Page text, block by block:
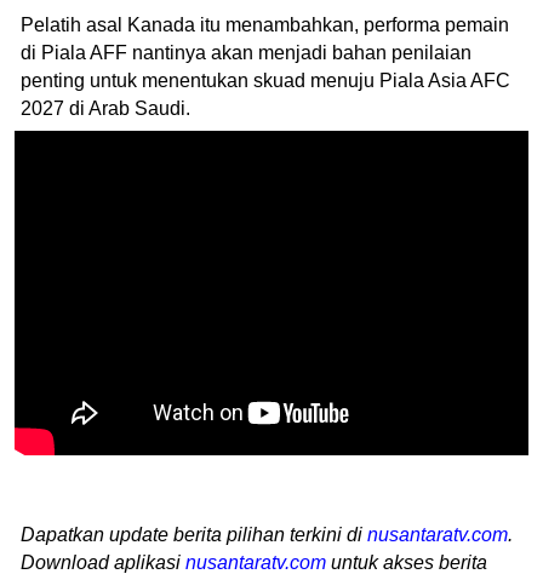
Pelatih asal Kanada itu menambahkan, performa pemain
di Piala AFF nantinya akan menjadi bahan penilaian
penting untuk menentukan skuad menuju Piala Asia AFC
2027 di Arab Saudi.
Dapatkan update berita pilihan terkini di nusantaratv.com.
Download aplikasi nusantaratv.com untuk akses berita